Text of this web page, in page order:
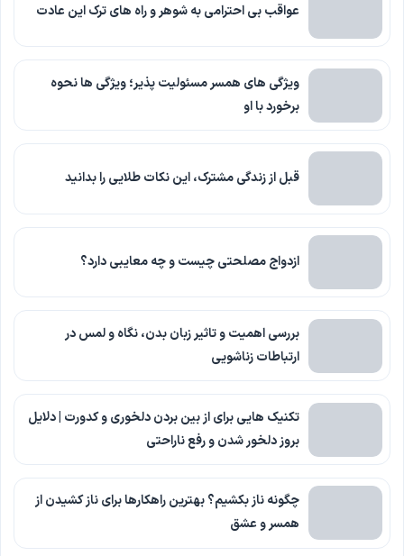
عواقب بی احترامی به شوهر و راه های ترک این عادت
ویژگی های همسر مسئولیت پذیر؛ ویژگی ها نحوه
برخورد با او
قبل از زندگی مشترک، این نکات طلایی را بدانید
ازدواج مصلحتی چیست و چه معایبی دارد؟
بررسی اهمیت و تاثیر زبان بدن، نگاه و لمس در
ارتباطات زناشویی
تکنیک هایی برای از بین بردن دلخوری و کدورت | دلایل
بروز دلخور شدن و رفع ناراحتی
چگونه ناز بکشیم؟ بهترین راهکارها برای ناز کشیدن از
همسر و عشق